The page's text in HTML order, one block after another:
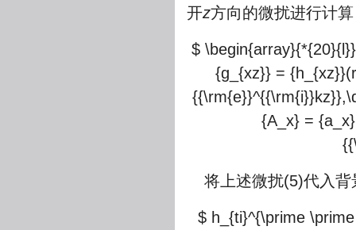
开z方向的微扰进行计
$
{g_{xz}} =
{A_x} =
将上述微扰(5)代入
$ h_{ti}^{\prime